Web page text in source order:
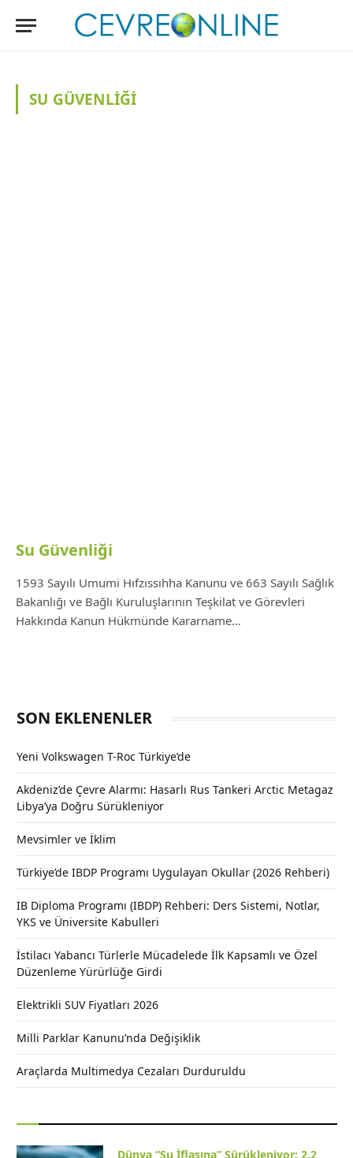
SU GÜVENLIĞI
Su Güvenliği
1593 Sayılı Umumi Hıfzıssıhha Kanunu ve 663 Sayılı Sağlık
Bakanlığı ve Bağlı Kuruluşlarının Teşkilat ve Görevleri
Hakkında Kanun Hükmünde Kararname…
SON EKLENENLER
Yeni Volkswagen T-Roc Türkiye’de
Akdeniz’de Çevre Alarmı: Hasarlı Rus Tankeri Arctic Metagaz
Libya’ya Doğru Sürükleniyor
Mevsimler ve İklim
Türkiye’de IBDP Programı Uygulayan Okullar (2026 Rehberi)
IB Diploma Programı (IBDP) Rehberi: Ders Sistemi, Notlar,
YKS ve Üniversite Kabulleri
İstilacı Yabancı Türlerle Mücadelede İlk Kapsamlı ve Özel
Düzenleme Yürürlüğe Girdi
Elektrikli SUV Fiyatları 2026
Milli Parklar Kanunu’nda Değişiklik
Araçlarda Multimedya Cezaları Durduruldu
Dünya “Su İflasına” Sürükleniyor: 2,2